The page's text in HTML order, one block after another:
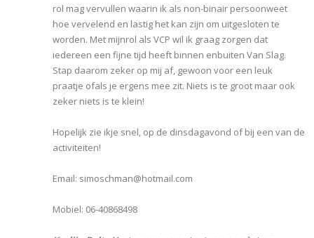
rol mag vervullen waarin ik als non-binair persoonweet
hoe vervelend en lastig het kan zijn om uitgesloten te
worden. Met mijnrol als VCP wil ik graag zorgen dat
iedereen een fijne tijd heeft binnen enbuiten Van Slag.
Stap daarom zeker op mij af, gewoon voor een leuk
praatje ofals je ergens mee zit. Niets is te groot maar ook
zeker niets is te klein!
Hopelijk zie ikje snel, op de dinsdagavond of bij een van de
activiteiten!
Email: simoschman@hotmail.com
Mobiel: 06-40868498